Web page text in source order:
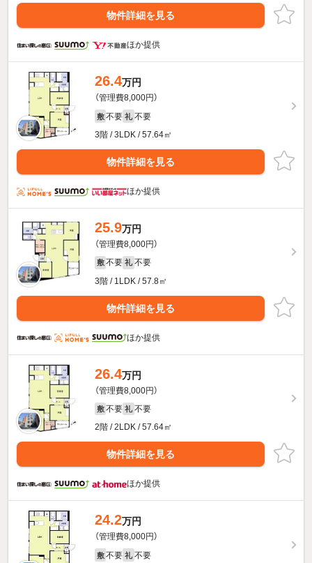
物件詳細を見る
ほか提供
26.4万円
（管理費8,000円）
敷 不要 礼 不要
3階 / 3LDK / 57.64㎡
物件詳細を見る
ほか提供
25.9万円
（管理費8,000円）
敷 不要 礼 不要
3階 / 1LDK / 57.8㎡
物件詳細を見る
ほか提供
26.4万円
（管理費8,000円）
敷 不要 礼 不要
2階 / 2LDK / 57.64㎡
物件詳細を見る
ほか提供
24.2万円
（管理費8,000円）
敷 不要 礼 不要